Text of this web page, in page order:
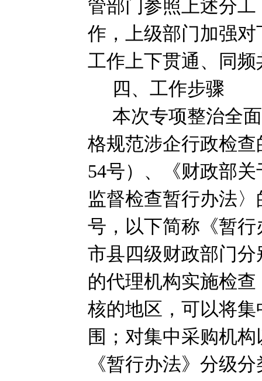
管部门参照上述分
作，上级部门加强
工作上下贯通、同频
四、工作步骤
本次专项整治全
格规范涉企行政检
54号）、《财政部
监督检查暂行办法
号，以下简称《暂
市县四级财政部门
的代理机构实施检
核的地区，可以将
围；对集中采购机
《暂行办法》分级